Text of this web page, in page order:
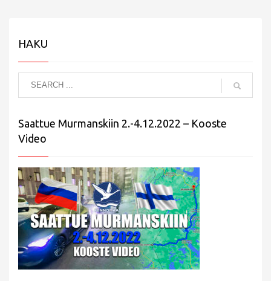
HAKU
Saattue Murmanskiin 2.-4.12.2022 – Kooste
Video